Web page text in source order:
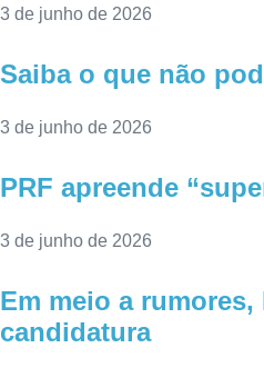
3 de junho de 2026
Saiba o que não
3 de junho de 2026
PRF apreende
3 de junho de 2026
Em meio a
candidatura